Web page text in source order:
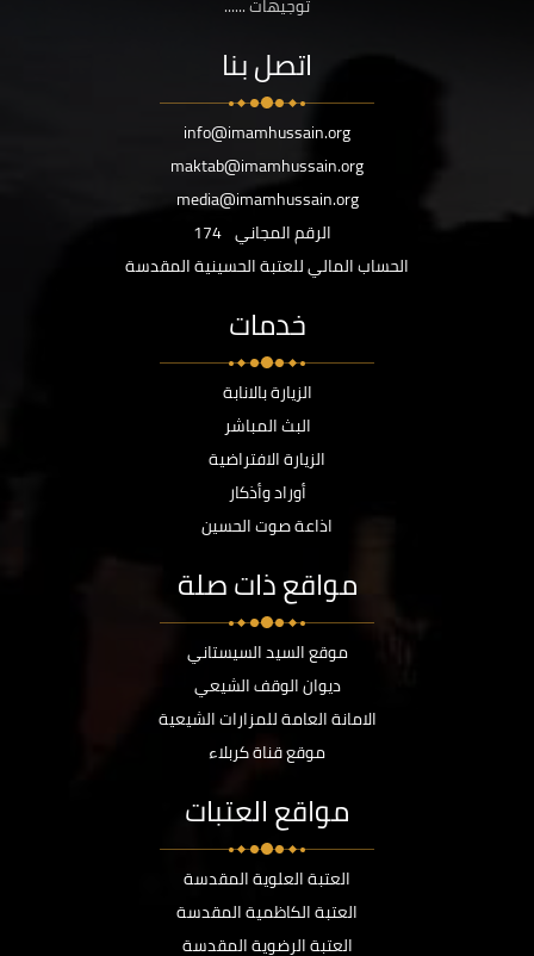
اتصل بنا
info@imamhussain.org
maktab@imamhussain.org
media@imamhussain.org
الرقم المجاني 174
الحساب المالي للعتبة الحسينية المقدسة
خدمات
الزيارة بالانابة
البث المباشر
الزيارة الافتراضية
أوراد وأذكار
اذاعة صوت الحسين
مواقع ذات صلة
موقع السيد السيستاني
ديوان الوقف الشيعي
الامانة العامة للمزارات الشيعية
موقع قناة كربلاء
مواقع العتبات
العتبة العلوية المقدسة
العتبة الكاظمية المقدسة
العتبة الرضوية المقدسة